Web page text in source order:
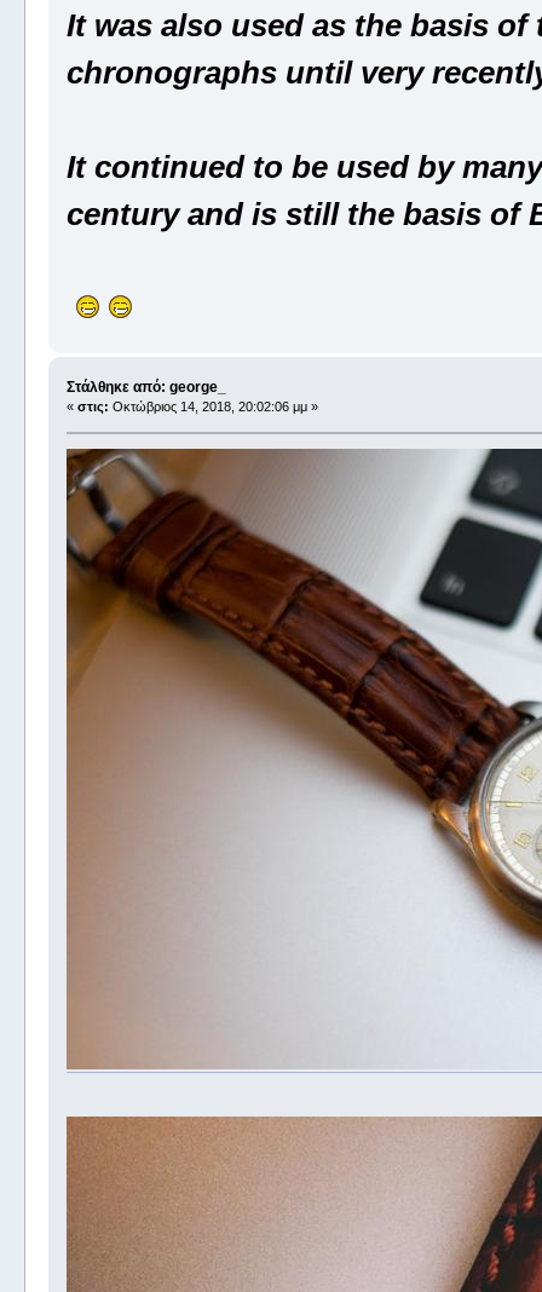
It was also used as the basis
chronographs until very
It continued to be used by
century and is still the basis of
Στάλθηκε από: george_
« στις: Οκτώβριος 14, 2018, 20:02:06 μμ »